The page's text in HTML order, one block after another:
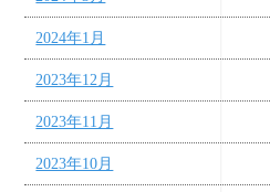
2024年1月
2023年12月
2023年11月
2023年10月